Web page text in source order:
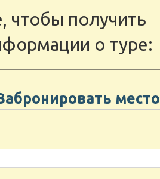
чтобы получить
о туре:
место